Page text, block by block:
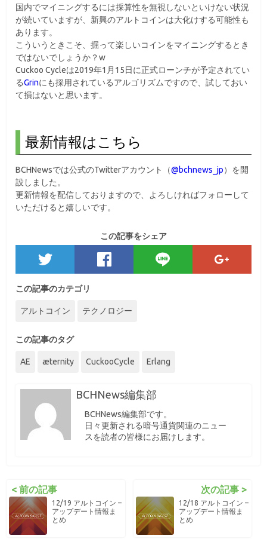
国内でマイニングするには採算性を無視しないといけない状況
が続いていますが、新興のアルトコインは大化けする可能性も
あります。
こういうときこそ、掘って楽しいコインをマイニングするとき
ではないでしょうか？w
Cuckoo Cycleは2019年1月15日に正式ローンチが予定されてい
るGrinにも採用されているアルゴリズムですので、試しておい
て損はないと思います。
最新情報はこちら
BCHNewsでは公式のTwitterアカウント（@bchnews_jp）を開
設しました。
更新情報を配信しておりますので、よろしければフォローして
いただけると嬉しいです。
この記事をシェア
この記事のカテゴリ
アルトコイン テクノロジー
この記事のタグ
AE æternity CuckooCycle Erlang
BCHNews編集部
BCHNews編集部です。
日々更新される暗号通貨関連のニュー
スを読者の皆様にお届けします。
< 前の記事
12/19 アルトコイン –
アップデート情報ま
とめ
次の記事 >
12/18 アルトコイン –
アップデート情報ま
とめ